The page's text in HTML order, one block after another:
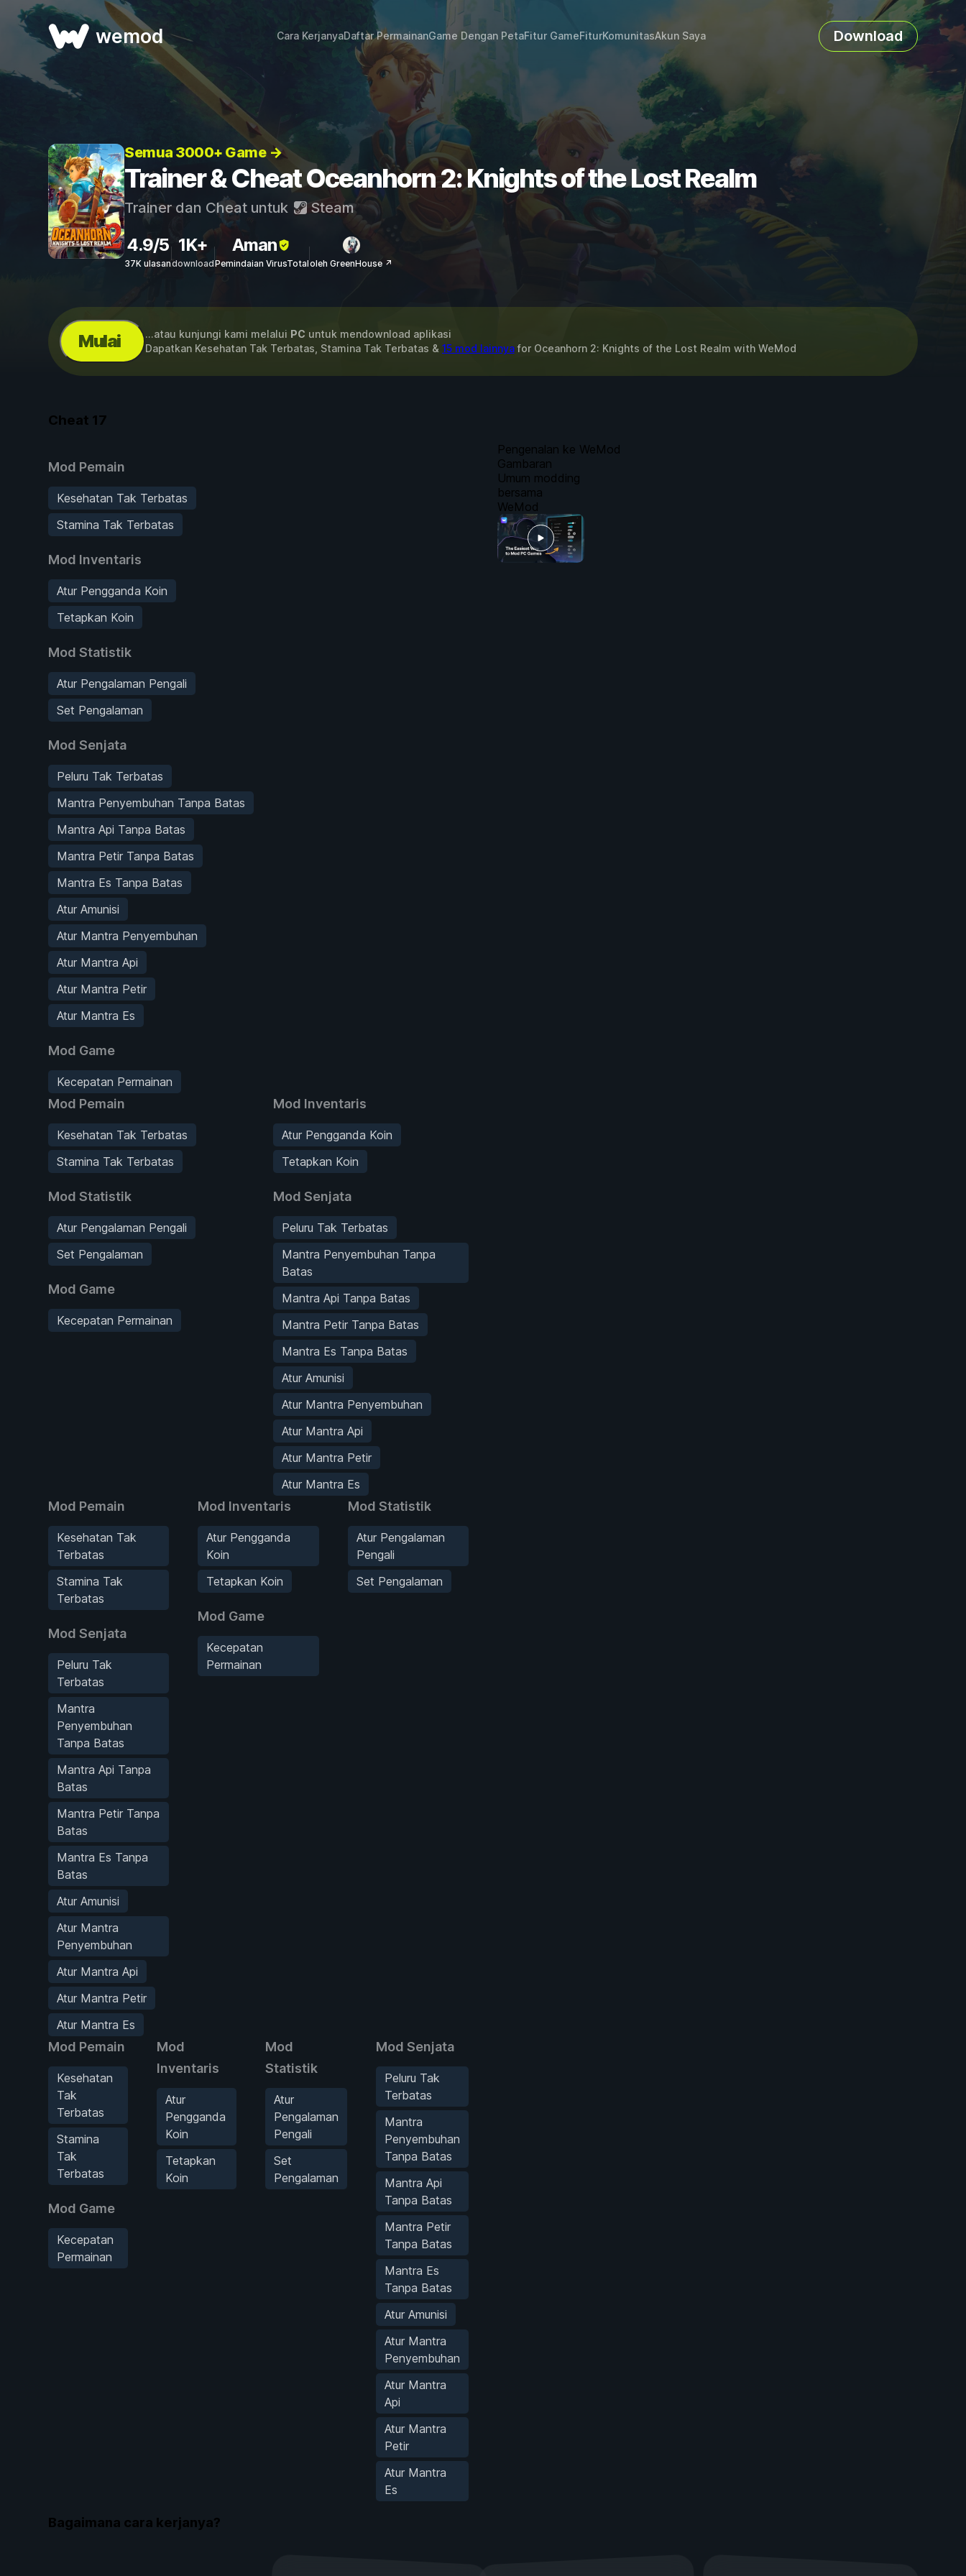
wemod Cara KerjanyaDaftar PermainanGame Dengan PetaFitur GameFiturKomunitasAkun Saya Download
Semua 3000+ Game →
Trainer & Cheat Oceanhorn 2: Knights of the Lost Realm
Trainer dan Cheat untuk Steam
4.9/5
37K ulasan
1K+
download
Aman
Pemindaian VirusTotaloleh GreenHouse ↗
Mulai ...atau kunjungi kami melalui PC untuk mendownload aplikasi
Dapatkan Kesehatan Tak Terbatas, Stamina Tak Terbatas & 15 mod lainnyafor Oceanhorn 2: Knights of the Lost Realm with WeMod
Cheat 17
Mod Pemain
Kesehatan Tak Terbatas
Stamina Tak Terbatas
Mod Inventaris
Atur Pengganda Koin
Tetapkan Koin
Mod Statistik
Atur Pengalaman Pengali
Set Pengalaman
Mod Senjata
Peluru Tak Terbatas
Mantra Penyembuhan Tanpa Batas
Mantra Api Tanpa Batas
Mantra Petir Tanpa Batas
Mantra Es Tanpa Batas
Atur Amunisi
Atur Mantra Penyembuhan
Atur Mantra Api
Atur Mantra Petir
Atur Mantra Es
Mod Game
Kecepatan Permainan
Mod Pemain
Kesehatan Tak Terbatas
Stamina Tak Terbatas
Mod Statistik
Atur Pengalaman Pengali
Set Pengalaman
Mod Game
Kecepatan Permainan
Mod Inventaris
Atur Pengganda Koin
Tetapkan Koin
Mod Senjata
Peluru Tak Terbatas
Mantra Penyembuhan Tanpa
Batas
Mantra Api Tanpa Batas
Mantra Petir Tanpa Batas
Mantra Es Tanpa Batas
Atur Amunisi
Atur Mantra Penyembuhan
Atur Mantra Api
Atur Mantra Petir
Atur Mantra Es
Mod Pemain
Kesehatan Tak
Terbatas
Stamina Tak
Terbatas
Mod Senjata
Peluru Tak
Terbatas
Mantra
Penyembuhan
Tanpa Batas
Mantra Api Tanpa
Batas
Mantra Petir Tanpa
Batas
Mantra Es Tanpa
Batas
Atur Amunisi
Atur Mantra
Penyembuhan
Atur Mantra Api
Atur Mantra Petir
Atur Mantra Es
Mod Inventaris
Atur Pengganda
Koin
Tetapkan Koin
Mod Game
Kecepatan
Permainan
Mod Statistik
Atur Pengalaman
Pengali
Set Pengalaman
Mod Pemain
Kesehatan
Tak
Terbatas
Stamina
Tak
Terbatas
Mod Game
Kecepatan
Permainan
Mod
Inventaris
Atur
Pengganda
Koin
Tetapkan
Koin
Mod
Statistik
Atur
Pengalaman
Pengali
Set
Pengalaman
Mod Senjata
Peluru Tak
Terbatas
Mantra
Penyembuhan
Tanpa Batas
Mantra Api
Tanpa Batas
Mantra Petir
Tanpa Batas
Mantra Es
Tanpa Batas
Atur Amunisi
Atur Mantra
Penyembuhan
Atur Mantra
Api
Atur Mantra
Petir
Atur Mantra
Es
Pengenalan ke WeMod
Gambaran
Umum modding
bersama
WeMod
Bagaimana cara kerjanya?